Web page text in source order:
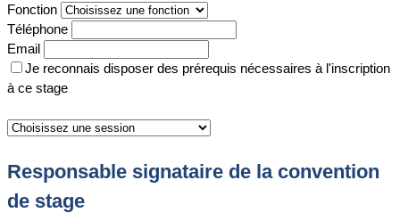
Fonction
Téléphone
Email
Je reconnais disposer des prérequis nécessaires à l'inscription
à ce stage
Responsable signataire de la convention
de stage